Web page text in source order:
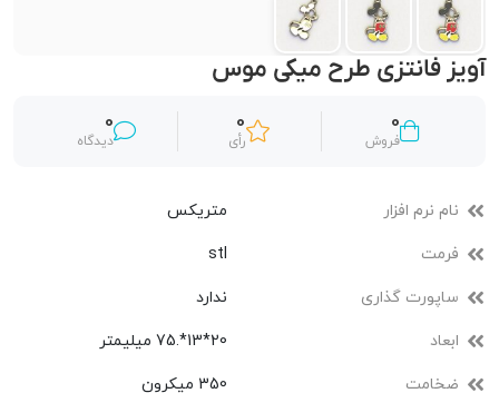
آویز فانتزی طرح میکی موس
0
فروش
0
رأی
0
دیدگاه
نام نرم افزار متریکس
فرمت stl
ساپورت گذاری ندارد
ابعاد 20*13*.75 میلیمتر
ضخامت 350 میکرون